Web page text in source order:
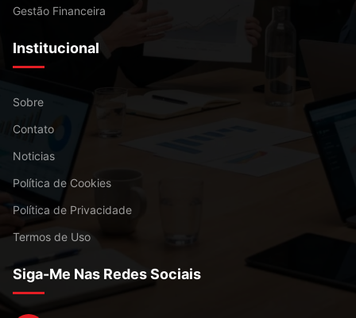
Gestão Financeira
Institucional
Sobre
Contato
Noticias
Política de Cookies
Política de Privacidade
Termos de Uso
Siga-Me Nas Redes Sociais